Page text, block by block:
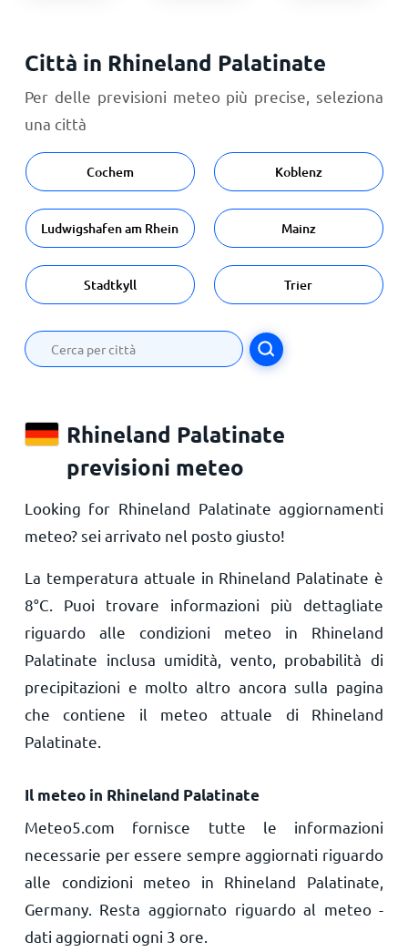
Città in Rhineland Palatinate
Per delle previsioni meteo più precise, seleziona
una città
Cochem Koblenz
Ludwigshafen am Rhein Mainz
Stadtkyll Trier
Rhineland Palatinate
previsioni meteo
Looking for Rhineland Palatinate aggiornamenti
meteo? sei arrivato nel posto giusto!
La temperatura attuale in Rhineland Palatinate è
8°C . Puoi trovare informazioni più dettagliate
riguardo alle condizioni meteo in Rhineland
Palatinate inclusa umidità, vento, probabilità di
precipitazioni e molto altro ancora sulla pagina
che contiene il meteo attuale di Rhineland
Palatinate.
Il meteo in Rhineland Palatinate
Meteo5.com fornisce tutte le informazioni
necessarie per essere sempre aggiornati riguardo
alle condizioni meteo in Rhineland Palatinate,
Germany. Resta aggiornato riguardo al meteo -
dati aggiornati ogni 3 ore.